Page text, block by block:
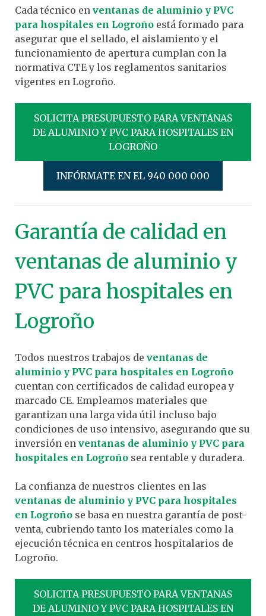
Cada técnico en ventanas de aluminio y PVC
para hospitales en Logroño está formado para
asegurar que el sellado, el aislamiento y el
funcionamiento de apertura cumplan con la
normativa CTE y los reglamentos sanitarios
vigentes en Logroño.
SOLICITA PRESUPUESTO PARA VENTANAS
DE ALUMINIO Y PVC PARA HOSPITALES EN
LOGROÑO
INFÓRMATE EN EL 940 000 000
Garantía de calidad en
ventanas de aluminio y
PVC para hospitales en
Logroño
Todos nuestros trabajos de ventanas de
aluminio y PVC para hospitales en Logroño
cuentan con certificados de calidad europea y
marcado CE. Empleamos materiales que
garantizan una larga vida útil incluso bajo
condiciones de uso intensivo, asegurando que su
inversión en ventanas de aluminio y PVC para
hospitales en Logroño sea rentable y duradera.
La confianza de nuestros clientes en las
ventanas de aluminio y PVC para hospitales
en Logroño se basa en nuestra garantía de post-
venta, cubriendo tanto los materiales como la
ejecución técnica en centros hospitalarios de
Logroño.
SOLICITA PRESUPUESTO PARA VENTANAS
DE ALUMINIO Y PVC PARA HOSPITALES EN